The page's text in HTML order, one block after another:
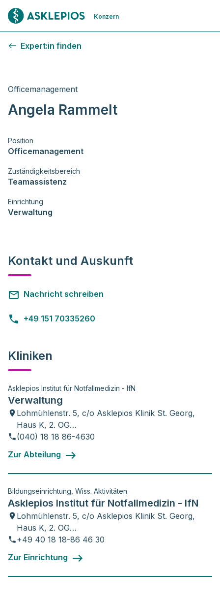
Zur Startseite
Konzern
Expert:in finden
Officemanagement
Angela Rammelt
Position
Officemanagement
Zuständigkeitsbereich
Teamassistenz
Einrichtung
Verwaltung
Kontakt und Auskunft
Nachricht schreiben
+49 151 70335260
Kliniken
Asklepios Institut für Notfallmedizin - IfN
Verwaltung
Lohmühlenstr. 5, c/o Asklepios Klinik St. Georg,
Haus K, 2. OG
20099 Hamburg
(040) 18 18 86-4630
Zur Abteilung
Bildungseinrichtung, Wiss. Aktivitäten
Asklepios Institut für Notfallmedizin - IfN
Lohmühlenstr. 5, c/o Asklepios Klinik St. Georg,
Haus K, 2. OG
20099 Hamburg
+49 40 18 18-86 46 30
Zur Einrichtung